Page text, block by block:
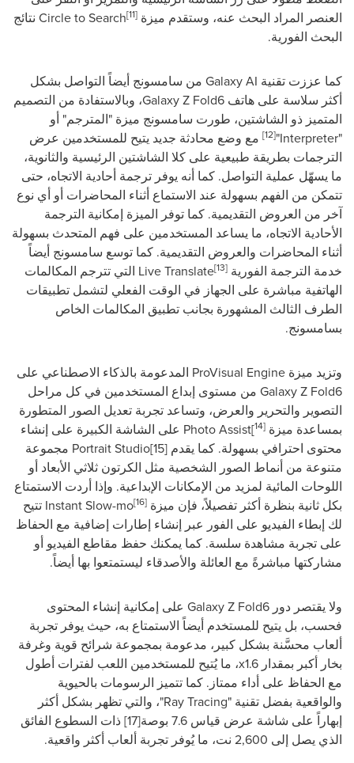
العنصر المراد البحث عنه، وستقدم ميزة
Circle to Search[11]
نتائج
البحث الفورية.
كما عززت تقنية Galaxy AI من سامسونج أيضاً التواصل بشكل
أكثر سلاسة على هاتف Galaxy Z Fold6، وبالاستفادة من التصميم
المتميز ذو الشاشتين، طورت سامسونج ميزة "المترجم" أو
"
Interpreter
"
[12]
مع وضع محادثة جديد يتيح للمستخدمين عرض
الترجمات بطريقة طبيعية على كلا الشاشتين الرئيسية والثانوية،
ما يسهّل عملية التواصل. كما أنه يوفر ترجمة أحادية الاتجاه، حتى
تتمكن من الفهم بسهولة عند الاستماع أثناء المحاضرات أو أي نوع
آخر من العروض التقديمية. كما توفر الميزة إمكانية الترجمة
الأحادية الاتجاه، ما يساعد المستخدمين على فهم المتحدث بسهولة
أثناء المحاضرات والعروض التقديمية. كما توسع سامسونج أيضاً
خدمة الترجمة الفورية
Live Translate[13]
التي تترجم المكالمات
الهاتفية مباشرة على الجهاز في الوقت الفعلي لتشمل تطبيقات
الطرف الثالث المشهورة بجانب تطبيق المكالمات الخاص
بسامسونج.
وتزيد ميزة ProVisual Engine المدعومة بالذكاء الاصطناعي على
Galaxy Z Fold6 من مستوى إبداع المستخدمين في كل مراحل
التصوير والتحرير والعرض، وتساعد تجربة تعديل الصور المتطورة
بمساعدة ميزة [14
[
Photo Assist على الشاشة الكبيرة على إنشاء
محتوى احترافي بسهولة. كما يقدم [15]
Portrait Studio مجموعة
متنوعة من أنماط الصور الشخصية مثل الكرتون ثلاثي الأبعاد أو
اللوحات المائية لمزيد من الإمكانات الإبداعية. وإذا أردت الاستمتاع
بكل ثانية بنظرة أكثر تفصيلاً، فإن ميزة [16]
Instant Slow-mo تتيح
لك إبطاء الفيديو على الفور عبر إنشاء إطارات إضافية مع الحفاظ
على تجربة مشاهدة سلسة. كما يمكنك حفظ مقاطع الفيديو أو
مشاركتها مباشرةً مع العائلة والأصدقاء ليستمتعوا بها أيضاً.
ولا يقتصر دور Galaxy Z Fold6 على إمكانية إنشاء المحتوى
فحسب، بل يتيح للمستخدم أيضاً الاستمتاع به، حيث يوفر تجربة
ألعاب محسَّنة بشكل كبير، مدعومة بمجموعة شرائح قوية وغرفة
بخار أكبر بمقدار 1.6
x، ما يُتيح للمستخدمين اللعب لفترات أطول
مع الحفاظ على أداء ممتاز. كما تتميز الرسومات بالحيوية
والواقعية بفضل تقنية "Ray Tracing"، والتي تظهر بشكل أكثر
إبهاراً على شاشة عرض قياس 7.6 بوصة
[17]ذات السطوع الفائق
الذي يصل إلى 2,600 نت، ما يُوفر تجربة ألعاب أكثر واقعية.